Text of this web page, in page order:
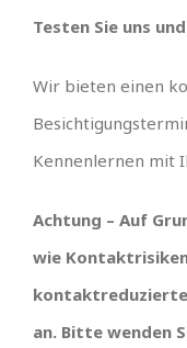
Testen Sie uns
Wir bieten einen
Kennenlernen mit
Achtung – Auf
wie
an. Bitte wenden